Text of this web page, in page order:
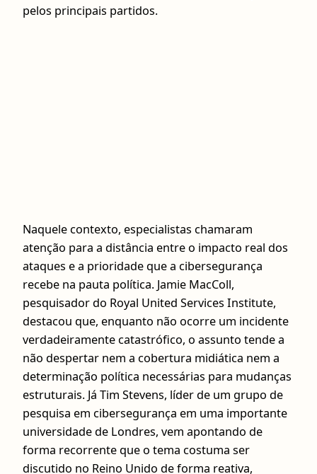
pelos principais partidos.
Naquele contexto, especialistas chamaram
atenção para a distância entre o impacto real dos
ataques e a prioridade que a cibersegurança
recebe na pauta política. Jamie MacColl,
pesquisador do Royal United Services Institute,
destacou que, enquanto não ocorre um incidente
verdadeiramente catastrófico, o assunto tende a
não despertar nem a cobertura midiática nem a
determinação política necessárias para mudanças
estruturais. Já Tim Stevens, líder de um grupo de
pesquisa em cibersegurança em uma importante
universidade de Londres, vem apontando de
forma recorrente que o tema costuma ser
discutido no Reino Unido de forma reativa,